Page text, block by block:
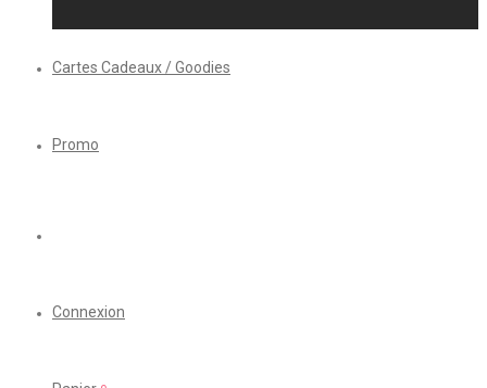
Cartes Cadeaux / Goodies
Promo
Connexion